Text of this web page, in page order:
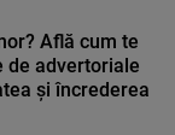
Află cum te
de advertoriale
și încrederea